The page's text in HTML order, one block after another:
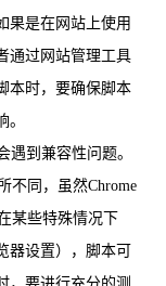
果是在网站上使用
通过网站管理工具
本时，要确保脚本
遇到兼容性问题。
不同，虽然Chrome
某些特殊情况下
器设置），脚本可